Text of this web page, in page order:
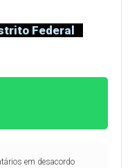
Federal
em desacordo